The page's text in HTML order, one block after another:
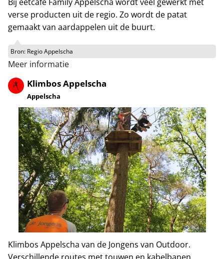
verse producten uit de regio. Zo wordt de patat
gemaakt van aardappelen uit de buurt.
Bron: Regio Appelscha
Meer informatie
Klimbos Appelscha
Appelscha
Klimbos Appelscha van de Jongens van Outdoor.
Verschillende routes met touwen en kabelbanen